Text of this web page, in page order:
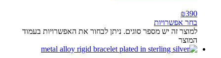
₪390
בחר אפשרויות
למוצר זה יש מספר סוגים. ניתן לבחור את האפשרויות בעמוד
המוצר